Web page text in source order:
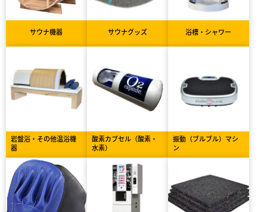
サウナ機器 サウナグッズ 浴槽・シャワー
岩盤浴・その他温浴機
器
酸素カプセル（酸素・
水素）
振動（ブルブル）マシ
ン